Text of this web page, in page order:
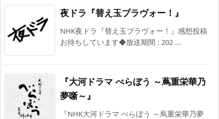
夜ドラ『替え玉ブラヴォー！』
NHK夜ドラ『替え玉ブラヴォー！』感想投稿
お待ちしています◆放送期間 : 202 ...
『大河ドラマ べらぼう ～蔦重栄華乃
夢噺～』
『NHK大河ドラマ べらぼう ～蔦重栄華乃夢